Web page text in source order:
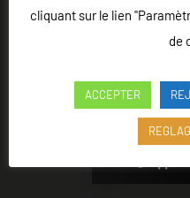
Ouvert du lundi au vendredi
Hôtel des
cliquant sur le lien
de
ACCEPTER